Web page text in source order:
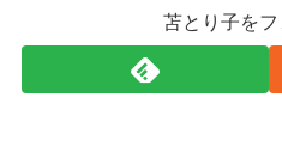
苫とり子を